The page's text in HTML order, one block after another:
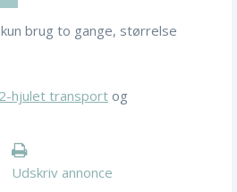
brug to gange, størrelse
2-hjulet transport og
Udskriv annonce